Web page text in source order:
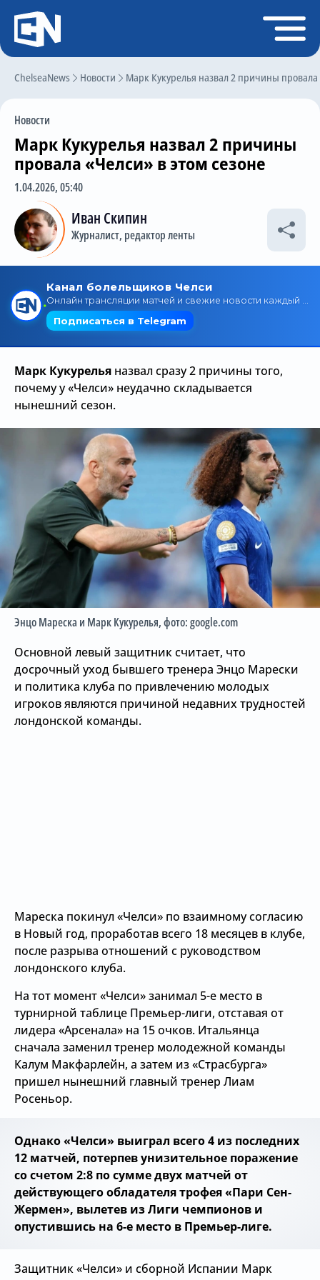
ChelseaNews Новости Марк Кукурелья назвал 2 причины провала
Новости
Марк Кукурелья назвал 2 причины
провала «Челси» в этом сезоне
1.04.2026, 05:40
Иван Скипин
Журналист, редактор ленты
Марк Кукурелья назвал сразу 2 причины того,
почему у «Челси» неудачно складывается
нынешний сезон.
Энцо Мареска и Марк Кукурелья, фото: google.com
Основной левый защитник считает, что
досрочный уход бывшего тренера Энцо Марески
и политика клуба по привлечению молодых
игроков являются причиной недавних трудностей
лондонской команды.
Мареска покинул «Челси» по взаимному согласию
в Новый год, проработав всего 18 месяцев в клубе,
после разрыва отношений с руководством
лондонского клуба.
На тот момент «Челси» занимал 5-е место в
турнирной таблице Премьер-лиги, отставая от
лидера «Арсенала» на 15 очков. Итальянца
сначала заменил тренер молодежной команды
Калум Макфарлейн, а затем из «Страсбурга»
пришел нынешний главный тренер Лиам
Росеньор.
Однако «Челси» выиграл всего 4 из последних
12 матчей, потерпев унизительное поражение
со счетом 2:8 по сумме двух матчей от
действующего обладателя трофея «Пари Сен-
Жермен», вылетев из Лиги чемпионов и
опустившись на 6-е место в Премьер-лиге.
Защитник «Челси» и сборной Испании Марк
Регистрация
Главная
Трансферы
Слухи
История Челси
Статистика
Календарь игр
Состав команды
Поиск по сайту
Трансляции
О сайте
Контакты